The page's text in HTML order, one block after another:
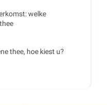
welke
thee, hoe kiest u?